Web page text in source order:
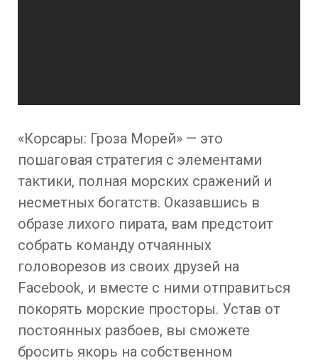
«Корсары: Гроза Морей» — это
пошаговая стратегия с элементами
тактики, полная морских сражений и
несметных богатств. Оказавшись в
образе лихого пирата, вам предстоит
собрать команду отчаянных
головорезов из своих друзей на
Facebook, и вместе с ними отправиться
покорять морские просторы. Устав от
постоянных разбоев, вы сможете
бросить якорь на собственном